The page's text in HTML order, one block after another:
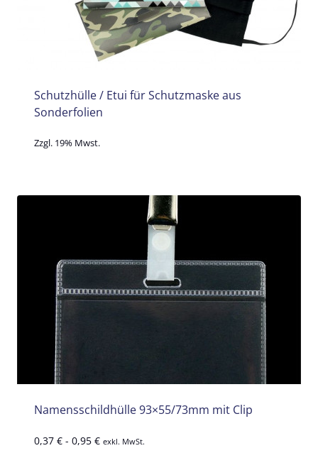
Schutzhülle / Etui für Schutzmaske aus
Sonderfolien
Zzgl. 19% Mwst.
Namensschildhülle 93×55/73mm mit Clip
0,37 € - 0,95 € exkl. MwSt.